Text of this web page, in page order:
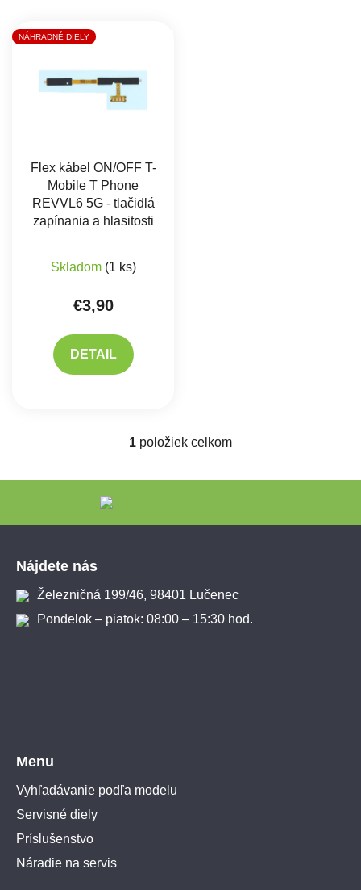
Výpis produktov
NÁHRADNÉ DIELY
Flex kábel ON/OFF T-
Mobile T Phone
REVVL6 5G - tlačidlá
zapínania a hlasitosti
Skladom (1 ks)
€3,90
DETAIL
Ovládacie prvky výpisu
1 položiek celkom
Nájdete nás
Železničná 199/46, 98401 Lučenec
Pondelok – piatok: 08:00 – 15:30 hod.
Menu
Vyhľadávanie podľa modelu
Servisné diely
Príslušenstvo
Náradie na servis